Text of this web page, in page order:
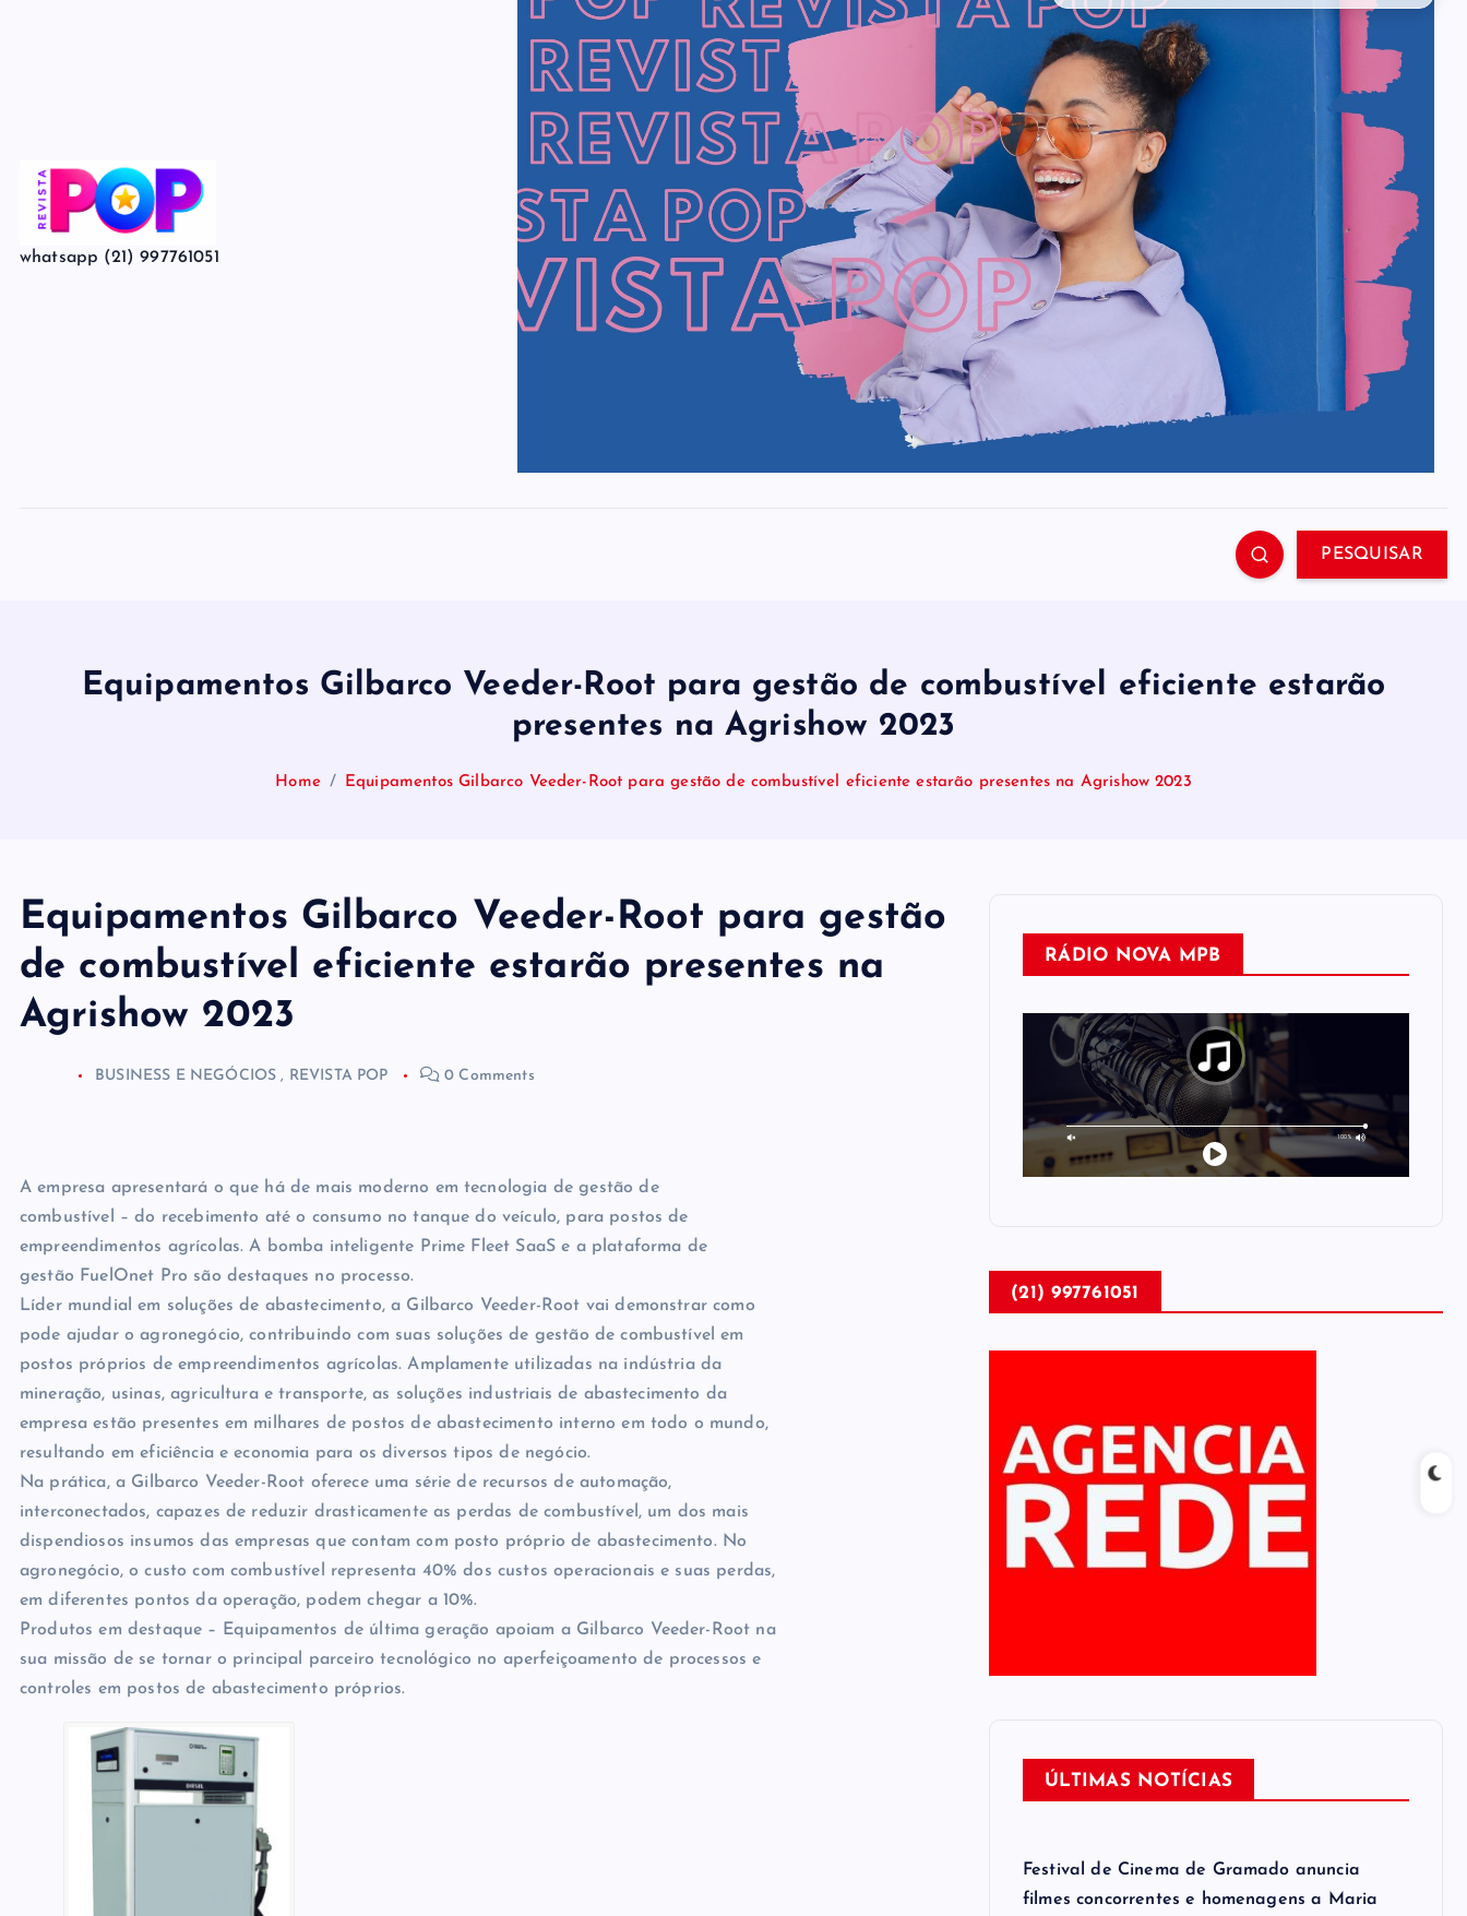
whatsapp (21) 997761051
PESQUISAR
Equipamentos Gilbarco Veeder-Root para gestão de combustível eficiente estarão
presentes na Agrishow 2023
Home Equipamentos Gilbarco Veeder-Root para gestão de combustível eficiente estarão presentes na Agrishow 2023
Equipamentos Gilbarco Veeder-Root para gestão
de combustível eficiente estarão presentes na
Agrishow 2023
BUSINESS E NEGÓCIOS , REVISTA POP 0 Comments
A empresa apresentará o que há de mais moderno em tecnologia de gestão de
combustível – do recebimento até o consumo no tanque do veículo, para postos de
empreendimentos agrícolas. A bomba inteligente Prime Fleet SaaS e a plataforma de
gestão FuelOnet Pro são destaques no processo.
Líder mundial em soluções de abastecimento, a Gilbarco Veeder-Root vai demonstrar como
pode ajudar o agronegócio, contribuindo com suas soluções de gestão de combustível em
postos próprios de empreendimentos agrícolas. Amplamente utilizadas na indústria da
mineração, usinas, agricultura e transporte, as soluções industriais de abastecimento da
empresa estão presentes em milhares de postos de abastecimento interno em todo o mundo,
resultando em eficiência e economia para os diversos tipos de negócio.
Na prática, a Gilbarco Veeder-Root oferece uma série de recursos de automação,
interconectados, capazes de reduzir drasticamente as perdas de combustível, um dos mais
dispendiosos insumos das empresas que contam com posto próprio de abastecimento. No
agronegócio, o custo com combustível representa 40% dos custos operacionais e suas perdas,
em diferentes pontos da operação, podem chegar a 10%.
Produtos em destaque – Equipamentos de última geração apoiam a Gilbarco Veeder-Root na
sua missão de se tornar o principal parceiro tecnológico no aperfeiçoamento de processos e
controles em postos de abastecimento próprios.
RÁDIO NOVA MPB
(21) 997761051
ÚLTIMAS NOTÍCIAS
Festival de Cinema de Gramado anuncia
filmes concorrentes e homenagens a Maria